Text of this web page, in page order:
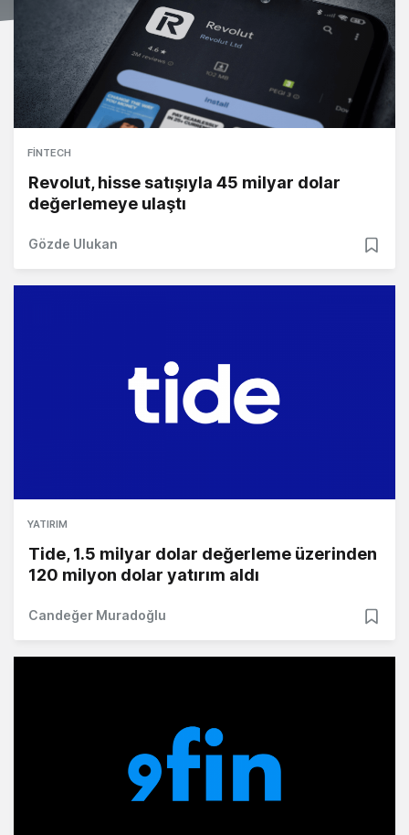
FINTECH
Revolut, hisse satışıyla 45 milyar dolar
değerlemeye ulaştı
Gözde Ulukan
YATIRIM
Tide, 1.5 milyar dolar değerleme üzerinden
120 milyon dolar yatırım aldı
Candeğer Muradoğlu